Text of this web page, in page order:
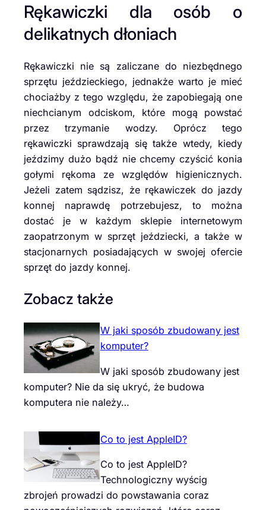
Rękawiczki dla osób o
delikatnych dłoniach
Rękawiczki nie są zaliczane do niezbędnego
sprzętu jeździeckiego, jednakże warto je mieć
chociażby z tego względu, że zapobiegają one
niechcianym odciskom, które mogą powstać
przez trzymanie wodzy. Oprócz tego
rękawiczki sprawdzają się także wtedy, kiedy
jeździmy dużo bądź nie chcemy czyścić konia
gołymi rękoma ze względów higienicznych.
Jeżeli zatem sądzisz, że rękawiczek do jazdy
konnej naprawdę potrzebujesz, to można
dostać je w każdym sklepie internetowym
zaopatrzonym w sprzęt jeździecki, a także w
stacjonarnych posiadających w swojej ofercie
sprzęt do jazdy konnej.
Zobacz także
W jaki sposób zbudowany jest
komputer?
W jaki sposób zbudowany jest
komputer? Nie da się ukryć, że budowa
komputera nie należy…
Co to jest AppleID?
Co to jest AppleID?
Technologiczny wyścig
zbrojeń prowadzi do powstawania coraz